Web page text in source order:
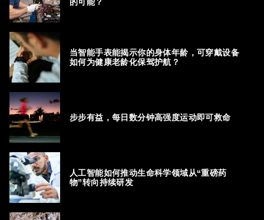
当智能手表能揭示你的身体年龄，可穿戴设备
如何为健康老龄化保驾护航？
步步有益，每日数分钟高强度运动即可救命
人工智能如何推动生命科学领域从“重磅药
物”转向持续研发